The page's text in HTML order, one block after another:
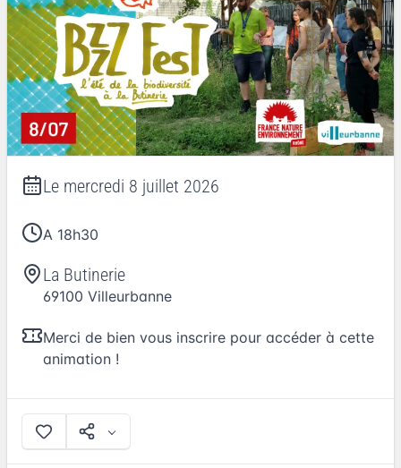
Le mercredi 8 juillet 2026
A 18h30
La Butinerie
69100 Villeurbanne
Merci de bien vous inscrire pour accéder à cette
animation !